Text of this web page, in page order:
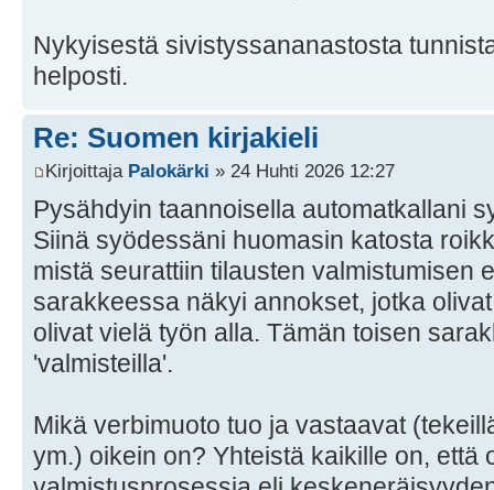
Nykyisestä sivistyssananastosta
helposti.
Re: Suomen kirjakieli
Kirjoittaja Palokärki » 24 Huhti 2026 12:27
Pysähdyin taannoisella automatkallani
Siinä syödessäni huomasin katosta
mistä seurattiin tilausten valmistumisen
sarakkeessa näkyi annokset, jotka
olivat vielä työn alla. Tämän toisen
'valmisteilla'.
Mikä verbimuoto tuo ja vastaavat
ym.) oikein on? Yhteistä kaikille on, että